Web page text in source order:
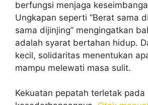
berfungsi menjaga
Ungkapan seperti “Berat sama
sama dijinjing” mengingatkan
adalah syarat bertahan hidup.
kecil, solidaritas menentukan
mampu melewati masa sulit.
Kekuatan pepatah terletak pada